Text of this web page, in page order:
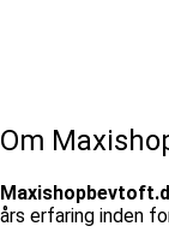
Om
års erfaring inden